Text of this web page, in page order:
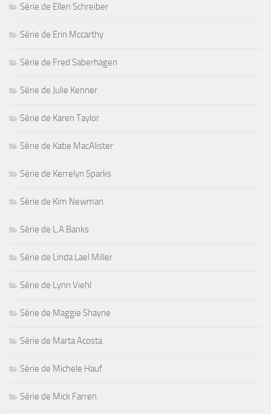
Série de Ellen Schreiber
Série de Erin Mccarthy
Série de Fred Saberhagen
Série de Julie Kenner
Série de Karen Taylor
Série de Katie MacAlister
Série de Kerrelyn Sparks
Série de Kim Newman
Série de L.A Banks
Série de Linda Lael Miller
Série de Lynn Viehl
Série de Maggie Shayne
Série de Marta Acosta
Série de Michele Hauf
Série de Mick Farren